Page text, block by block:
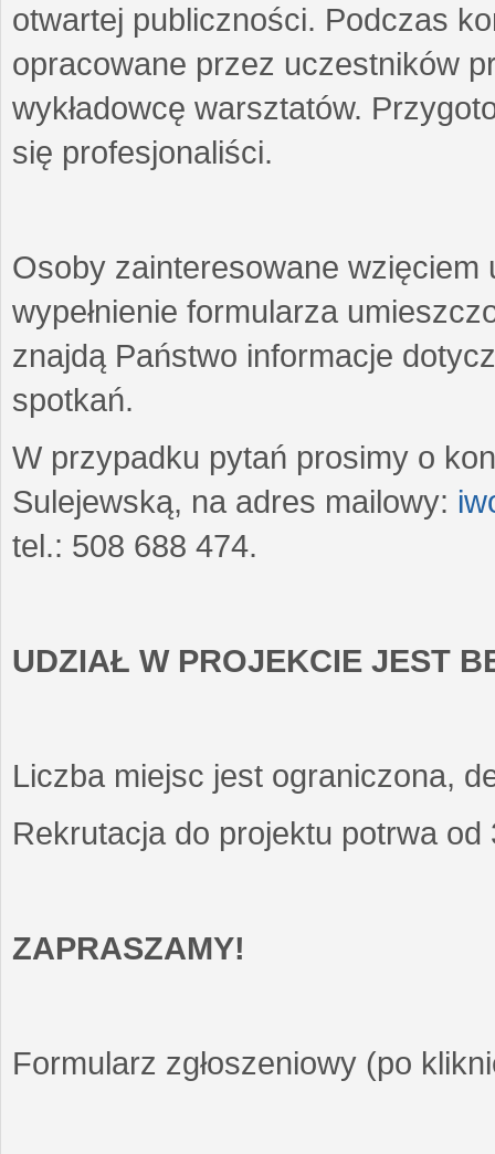
otwartej publiczności. Podczas
opracowane przez uczestników
wykładowcę warsztatów.
się profesjonaliści.
Osoby zainteresowane wzięciem
wypełnienie formularza
znajdą Państwo informacje
spotkań.
W przypadku pytań prosimy o
Sulejewską, na adres mailowy:
tel.: 508 688 474.
UDZIAŁ W PROJEKCIE JEST
Liczba miejsc jest ograniczona,
Rekrutacja do projektu potrwa
ZAPRASZAMY!
Formularz zgłoszeniowy (po